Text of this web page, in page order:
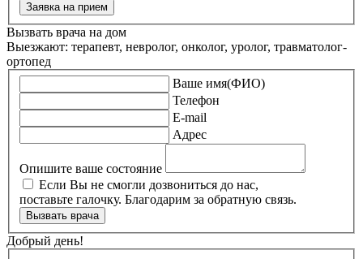
Заявка на прием
Вызвать врача на дом
Выезжают: терапевт, невролог, онколог, уролог, травматолог-
ортопед
Ваше имя(ФИО)
Телефон
E-mail
Адрес
Опишите ваше состояние
Если Вы не смогли дозвониться до нас,
поставьте галочку. Благодарим за обратную связь.
Вызвать врача
Добрый день!